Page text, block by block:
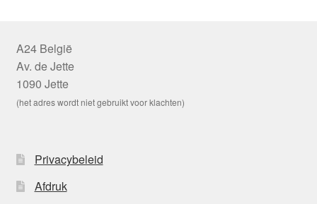
A24 België
Av. de Jette
1090 Jette
(het adres wordt niet gebruikt voor klachten)
Privacybeleid
Afdruk